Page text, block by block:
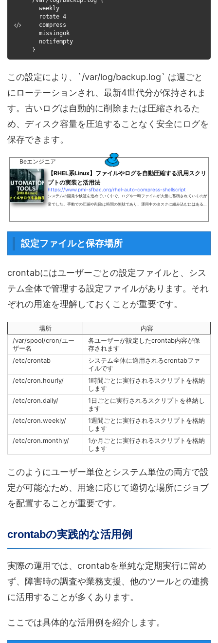
weekly
rotate 4
compress
missingok
notifempty
}
この設定により、`/var/log/backup.log` は週ごと
にローテーションされ、最新4世代分が保持されま
す。古いログは自動的に削除または圧縮されるた
め、ディスク容量を圧迫することなく安全にログを
保存できます。
Beエンジニア
【RHEL系Linux】ファイルやログを自動圧縮する汎用スクリ
プトの実装と活用法
https://www.pmi-sfbac.org/rhel-auto-compress-shellscript
システムの開発や検証を進めていく中で、ログや一時ファイルが大量に蓄積されていくのが
常でした。手動での圧縮や削除は時間の無駄であり、運用中のタスクに組み込むにはある程
で実際に使うことを前提に、任意のファイルやディレクトリを自動的に圧縮し、必要に応じ
計方針、実行方法までを具体的に解説していきます。自動圧縮スクリプトの概要と役割日々
の開...
設定ファイルと保存場所
crontabにはユーザーごとの設定ファイルと、シス
テム全体で管理する設定ファイルがあります。それ
ぞれの用途を理解しておくことが重要です。
場所
内容
/var/spool/cron/ユー
ザー名
各ユーザーが設定したcrontab内容が保
存されます
/etc/crontab
システム全体に適用されるcrontabファ
イルです
/etc/cron.hourly/
1時間ごとに実行されるスクリプトを格納
します
/etc/cron.daily/
1日ごとに実行されるスクリプトを格納し
ます
/etc/cron.weekly/
1週間ごとに実行されるスクリプトを格納
します
/etc/cron.monthly/
1か月ごとに実行されるスクリプトを格納
します
このようにユーザー単位とシステム単位の両方で設
定が可能なため、用途に応じて適切な場所にジョブ
を配置することが重要です。
crontabの実践的な活用例
実際の運用では、crontabを単純な定期実行に留め
ず、障害時の調査や業務支援、他のツールとの連携
に活用することが多くあります。
ここでは具体的な活用例を紹介します。